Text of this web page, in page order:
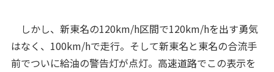
しかし、新東名の120km/h区間で120km/hを出す勇気
はなく、100km/hで走行。そして新東名と東名の合流手
前でついに給油の警告灯が点灯。高速道路でこの表示を